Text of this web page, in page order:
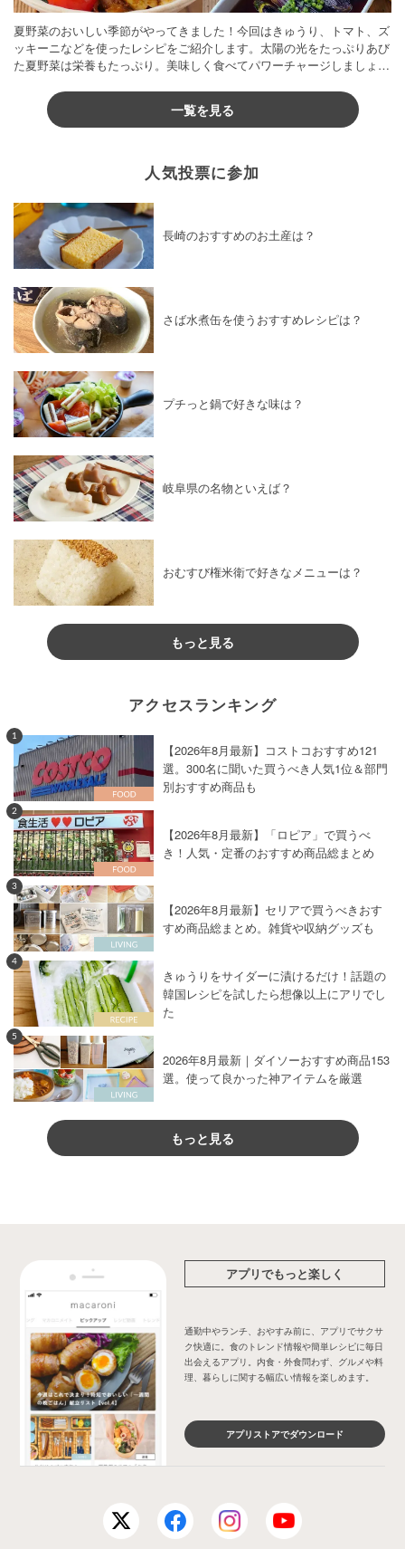
夏野菜のおいしい季節がやってきました！今回はきゅうり、トマト、ズ
ッキーニなどを使ったレシピをご紹介します。太陽の光をたっぷりあび
た夏野菜は栄養もたっぷり。美味しく食べてパワーチャージしましょう
一覧を見る
人気投票に参加
長崎のおすすめのお土産は？
さば水煮缶を使うおすすめレシピは？
プチっと鍋で好きな味は？
岐阜県の名物といえば？
おむすび権米衛で好きなメニューは？
もっと見る
アクセスランキング
1
【2026年8月最新】コストコおすすめ121
選。300名に聞いた買うべき人気1位＆部門
別おすすめ商品も
2
【2026年8月最新】「ロピア」で買うべ
き！人気・定番のおすすめ商品総まとめ
3
【2026年8月最新】セリアで買うべきおす
すめ商品総まとめ。雑貨や収納グッズも
4
きゅうりをサイダーに漬けるだけ！話題の
韓国レシピを試したら想像以上にアリでし
た
5
2026年8月最新｜ダイソーおすすめ商品153
選。使って良かった神アイテムを厳選
もっと見る
アプリでもっと楽しく
通勤中やランチ、おやすみ前に、アプリでサクサ
ク快適に。食のトレンド情報や簡単レシピに毎日
出会えるアプリ。内食・外食問わず、グルメや料
理、暮らしに関する幅広い情報を楽しめます。
アプリストアでダウンロード